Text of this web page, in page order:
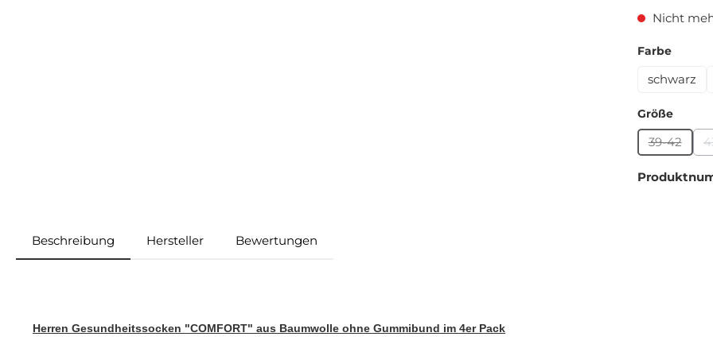
Nicht
Farbe
schwarz
Größe
39-42
(Diese
Beschreibung Hersteller Bewertungen
Herren Gesundheitssocken "COMFORT" aus Baumwolle ohne Gummibund im 4er Pack